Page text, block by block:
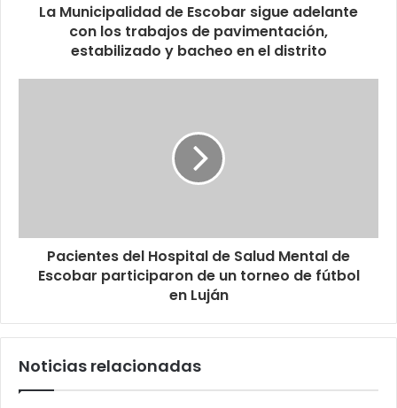
La Municipalidad de Escobar sigue adelante
con los trabajos de pavimentación,
estabilizado y bacheo en el distrito
Pacientes del Hospital de Salud Mental de
Escobar participaron de un torneo de fútbol
en Luján
Noticias relacionadas